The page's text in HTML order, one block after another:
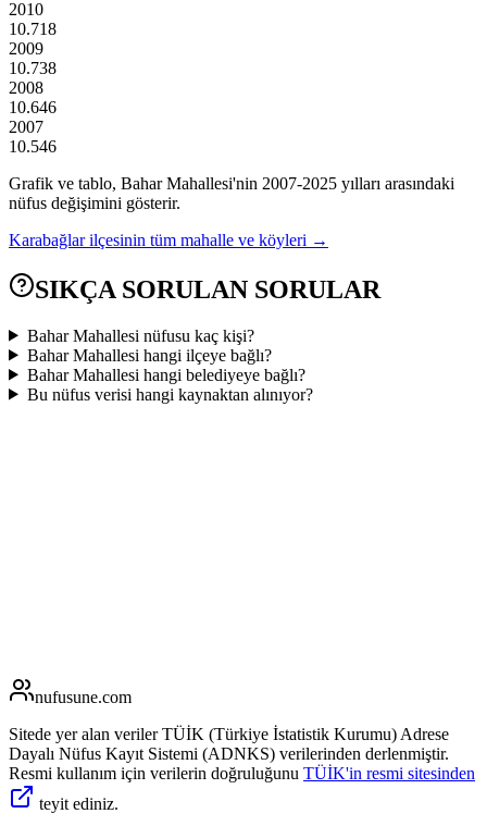
2010
10.718
2009
10.738
2008
10.646
2007
10.546
Grafik ve tablo, BaharMahallesi'nin 2007-2025 yılları arasındaki
nüfus değişimini gösterir.
Karabağlar ilçesinin tüm mahalle ve köyleri →
SIKÇA SORULAN SORULAR
Bahar Mahallesi nüfusu kaç kişi?
Bahar Mahallesi hangi ilçeye bağlı?
Bahar Mahallesi hangi belediyeye bağlı?
Bu nüfus verisi hangi kaynaktan alınıyor?
nufusune.com
Sitede yer alan veriler TÜİK (Türkiye İstatistik Kurumu) Adrese
Dayalı Nüfus Kayıt Sistemi (ADNKS) verilerinden derlenmiştir.
Resmi kullanım için verilerin doğruluğunu TÜİK'in resmi sitesinden
teyit ediniz.